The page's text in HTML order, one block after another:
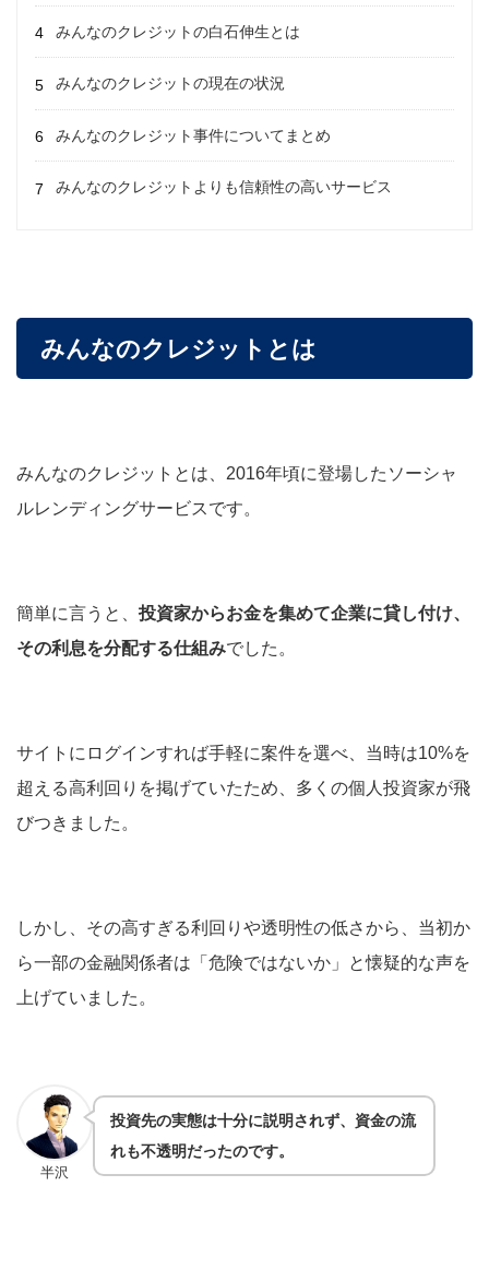
みんなのクレジットの白石伸生とは
みんなのクレジットの現在の状況
みんなのクレジット事件についてまとめ
みんなのクレジットよりも信頼性の高いサービス
みんなのクレジットとは
みんなのクレジットとは、2016年頃に登場したソーシャ
ルレンディングサービスです。
簡単に言うと、 投資家からお金を集めて企業に貸し付け、
その利息を分配する仕組みでした。
サイトにログインすれば手軽に案件を選べ、当時は10%を
超える高利回りを掲げていたため、多くの個人投資家が飛
びつきました。
しかし、その高すぎる利回りや透明性の低さから、当初か
ら一部の金融関係者は「危険ではないか」と懐疑的な声を
上げていました。
半沢
投資先の実態は十分に説明されず、資金の流
れも不透明だったのです。